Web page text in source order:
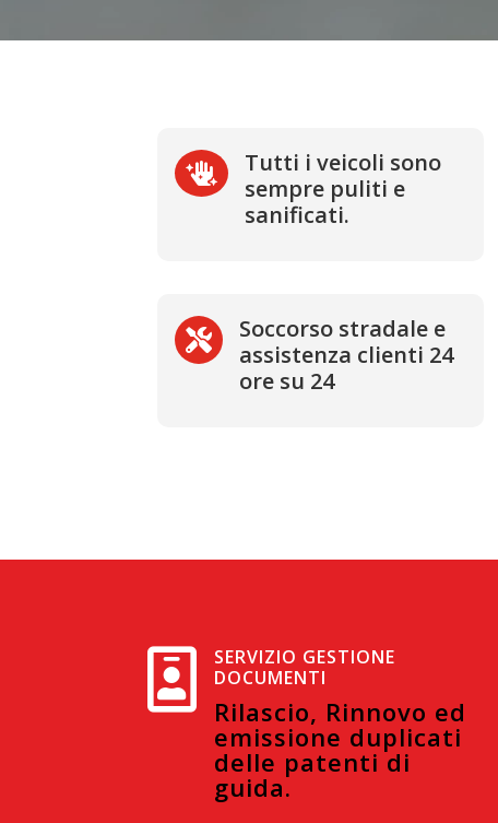

Tutti i veicoli sono
sempre puliti e
sanificati.

Soccorso stradale e
assistenza clienti 24
ore su 24

SERVIZIO GESTIONE
DOCUMENTI
Rilascio, Rinnovo ed
emissione duplicati
delle patenti di
guida.